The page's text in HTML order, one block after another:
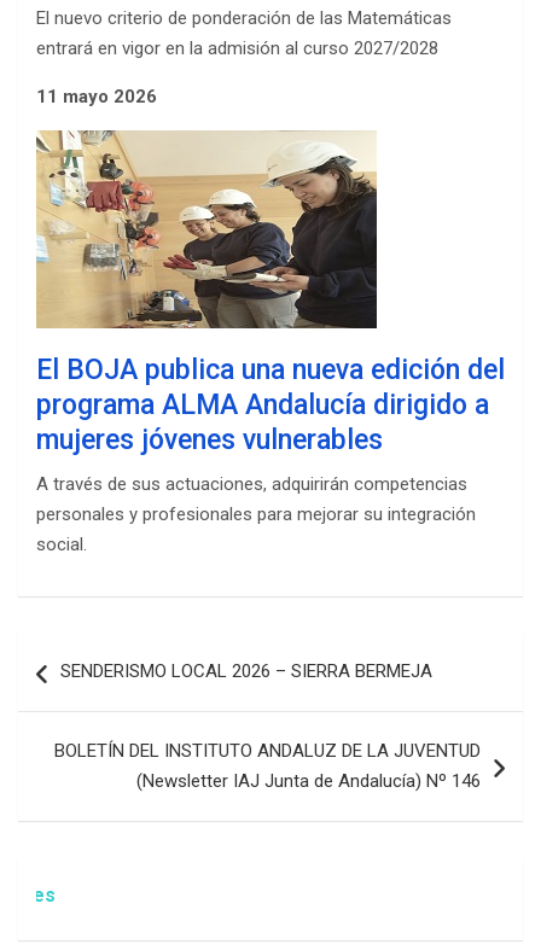
El nuevo criterio de ponderación de las Matemáticas
entrará en vigor en la admisión al curso 2027/2028
11 mayo 2026
El BOJA publica una nueva edición del
programa ALMA Andalucía dirigido a
mujeres jóvenes vulnerables
A través de sus actuaciones, adquirirán competencias
personales y profesionales para mejorar su integración
social.
de
SENDERISMO LOCAL 2026 – SIERRA BERMEJA
BOLETÍN DEL INSTITUTO ANDALUZ DE LA JUVENTUD
(Newsletter IAJ Junta de Andalucía) Nº 146